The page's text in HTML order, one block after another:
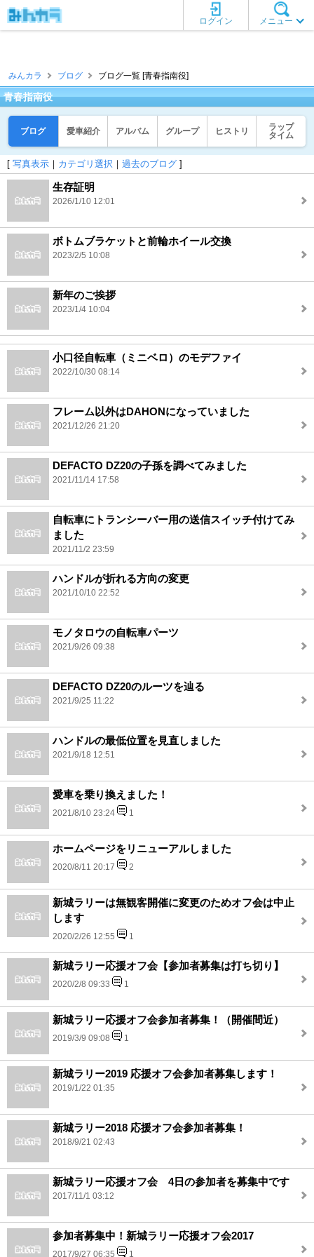
メニュー
ログイン
みんカラ ブログ ブログ一覧 [青春指南役]
青春指南役
ブログ 愛車紹介 アルバム グループ ヒストリ
ラップ
タイム
[ 写真表示 ｜ カテゴリ選択 ｜ 過去のブログ ]
生存証明
2026/1/10 12:01
ボトムブラケットと前輪ホイール交換
2023/2/5 10:08
新年のご挨拶
2023/1/4 10:04
小口径自転車（ミニベロ）のモデファイ
2022/10/30 08:14
フレーム以外はDAHONになっていました
2021/12/26 21:20
DEFACTO DZ20の子孫を調べてみました
2021/11/14 17:58
自転車にトランシーバー用の送信スイッチ付けてみ
ました
2021/11/2 23:59
ハンドルが折れる方向の変更
2021/10/10 22:52
モノタロウの自転車パーツ
2021/9/26 09:38
DEFACTO DZ20のルーツを辿る
2021/9/25 11:22
ハンドルの最低位置を見直しました
2021/9/18 12:51
愛車を乗り換えました！
2021/8/10 23:24 1
ホームページをリニューアルしました
2020/8/11 20:17 2
新城ラリーは無観客開催に変更のためオフ会は中止
します
2020/2/26 12:55 1
新城ラリー応援オフ会【参加者募集は打ち切り】
2020/2/8 09:33 1
新城ラリー応援オフ会参加者募集！（開催間近）
2019/3/9 09:08 1
新城ラリー2019 応援オフ会参加者募集します！
2019/1/22 01:35
新城ラリー2018 応援オフ会参加者募集！
2018/9/21 02:43
新城ラリー応援オフ会 4日の参加者を募集中です
2017/11/1 03:12
参加者募集中！新城ラリー応援オフ会2017
2017/9/27 06:35 1